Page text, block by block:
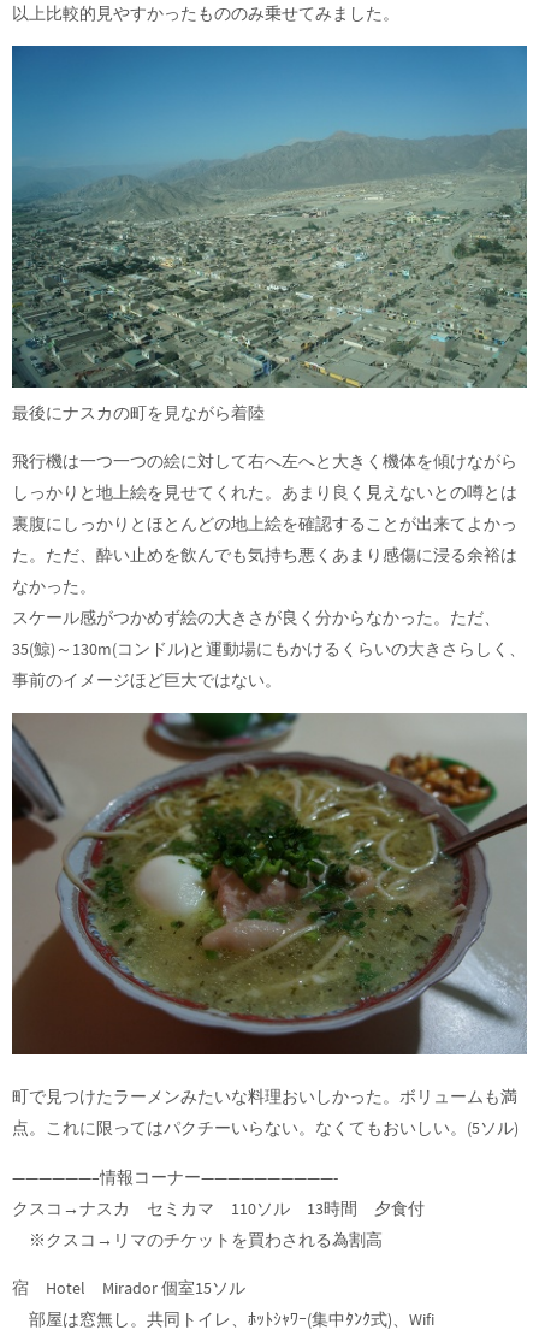
以上比較的見やすかったもののみ乗せてみました。
最後にナスカの町を見ながら着陸
飛行機は一つ一つの絵に対して右へ左へと大きく機体を傾けながら
しっかりと地上絵を見せてくれた。あまり良く見えないとの噂とは
裏腹にしっかりとほとんどの地上絵を確認することが出来てよかっ
た。ただ、酔い止めを飲んでも気持ち悪くあまり感傷に浸る余裕は
なかった。
スケール感がつかめず絵の大きさが良く分からなかった。ただ、
35(鯨)～130m(コンドル)と運動場にもかけるくらいの大きさらしく、
事前のイメージほど巨大ではない。
町で見つけたラーメンみたいな料理おいしかった。ボリュームも満
点。これに限ってはパクチーいらない。なくてもおいしい。(5ソル)
——————–情報コーナー——————————-
クスコ→ナスカ セミカマ 110ソル 13時間 夕食付
※クスコ→リマのチケットを買わされる為割高
宿 Hotel Mirador 個室15ソル
部屋は窓無し。共同トイレ、ﾎｯﾄｼｬﾜｰ(集中ﾀﾝｸ式)、Wifi